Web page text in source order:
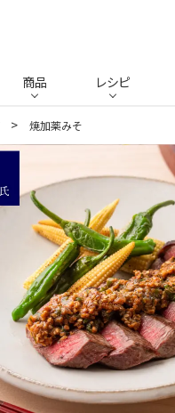
商品 レシピ
焼加薬みそ